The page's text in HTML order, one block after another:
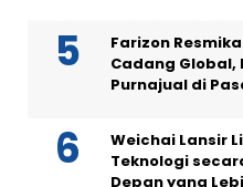
Farizon
Cadang Global,
Purnajual di
Weichai Lansir
Teknologi
Depan yang